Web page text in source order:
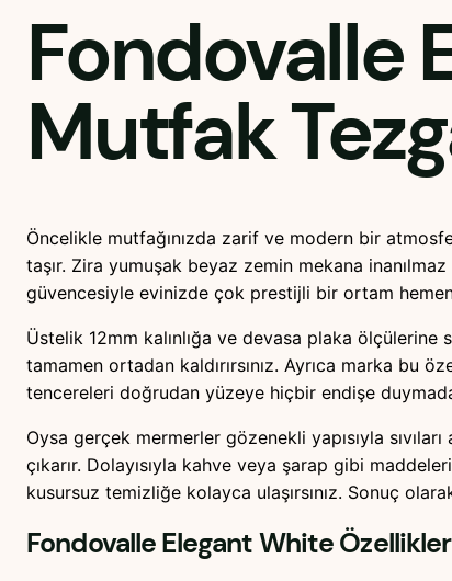
Fondovalle
Mutfak
Öncelikle mutfağınızda zarif ve modern bir
taşır. Zira yumuşak beyaz zemin mekana
güvencesiyle evinizde çok prestijli bir ortam hemen
Üstelik 12mm kalınlığa ve devasa plaka
tamamen ortadan kaldırırsınız. Ayrıca marka bu
tencereleri doğrudan yüzeye hiçbir endişe
Oysa gerçek mermerler gözenekli yapısıyla
çıkarır. Dolayısıyla kahve veya şarap gibi
kusursuz temizliğe kolayca ulaşırsınız. Sonuç
Fondovalle Elegant White